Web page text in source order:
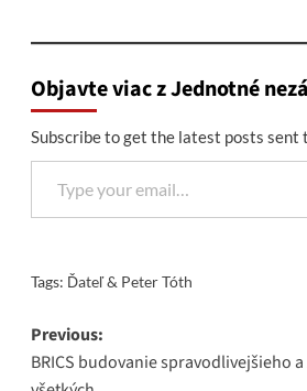
Objavte viac z Jednotné
Subscribe to get the latest posts sent
Type your email…
Tags: Ďateľ & Peter Tóth
Post
navigation
Previous:
BRICS budovanie spravodlivejšieho